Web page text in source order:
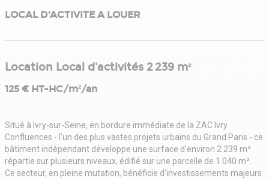
LOCAL D'ACTIVITE A LOUER
Location Local d'activités 2 239 m²
125 € HT-HC/m²/an
Situé à Ivry-sur-Seine, en bordure immédiate de la ZAC Ivry
Confluences - l'un des plus vastes projets urbains du Grand Paris - ce
bâtiment indépendant développe une surface d'environ 2 239 m²
répartie sur plusieurs niveaux, édifié sur une parcelle de 1 040 m².
Ce secteur, en pleine mutation, bénéficie d'investissements majeurs